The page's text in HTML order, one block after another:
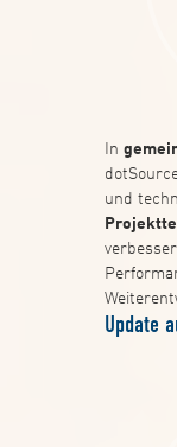
In
und
Update